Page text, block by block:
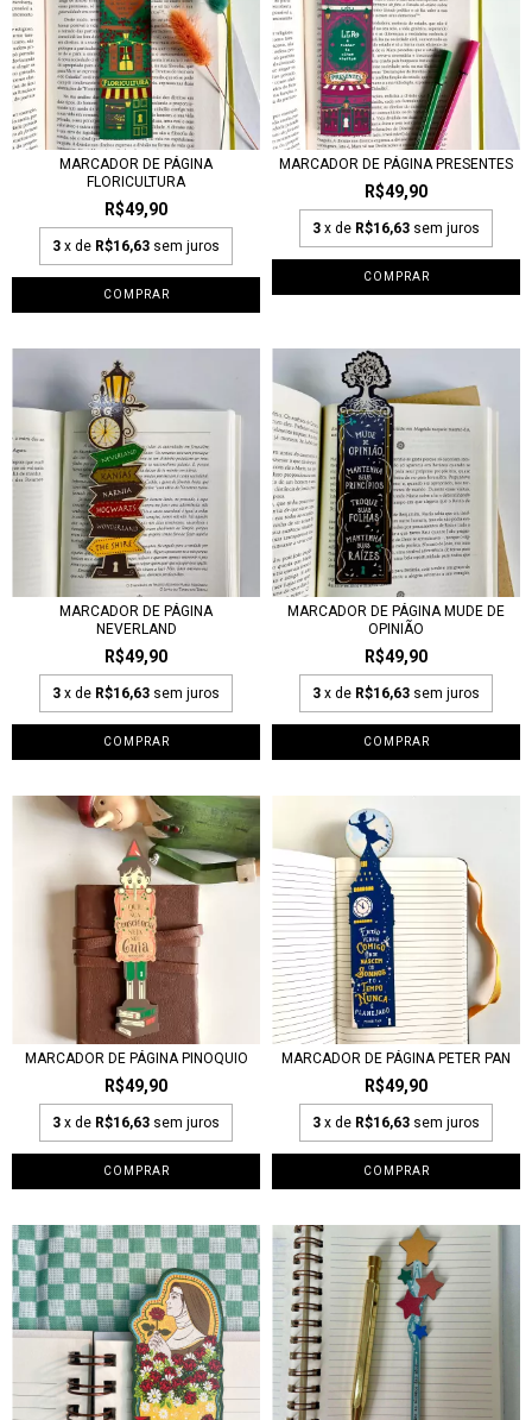
MARCADOR DE PÁGINA
FLORICULTURA
R$49,90
3 x de R$16,63 sem juros
MARCADOR DE PÁGINA PRESENTES
R$49,90
3 x de R$16,63 sem juros
MARCADOR DE PÁGINA
NEVERLAND
R$49,90
3 x de R$16,63 sem juros
MARCADOR DE PÁGINA MUDE DE
OPINIÃO
R$49,90
3 x de R$16,63 sem juros
MARCADOR DE PÁGINA PINOQUIO
R$49,90
3 x de R$16,63 sem juros
MARCADOR DE PÁGINA PETER PAN
R$49,90
3 x de R$16,63 sem juros